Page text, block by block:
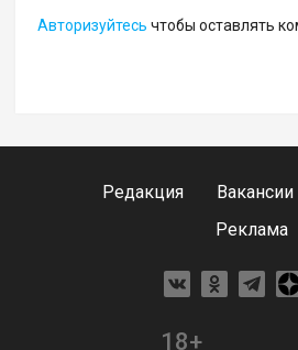
Авторизуйтесь чтобы оставлять
Редакция Вакансии
Реклама
18+